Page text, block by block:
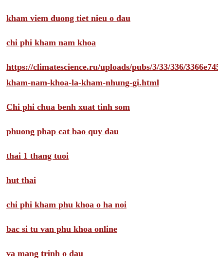
kham viem duong tiet nieu o dau
chi phi kham nam khoa
https://climatescience.ru/uploads/pubs/3/33/336/
kham-nam-khoa-la-kham-nhung-gi.html
Chi phi chua benh xuat tinh som
phuong phap cat bao quy dau
thai 1 thang tuoi
hut thai
chi phi kham phu khoa o ha noi
bac si tu van phu khoa online
va mang trinh o dau